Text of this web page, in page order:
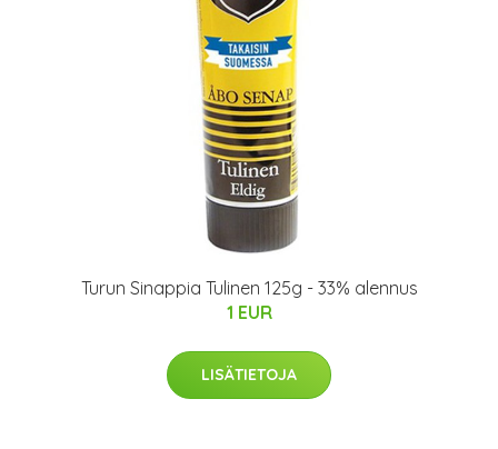
Turun Sinappia Tulinen 125g - 33% alennus
1 EUR
LISÄTIETOJA